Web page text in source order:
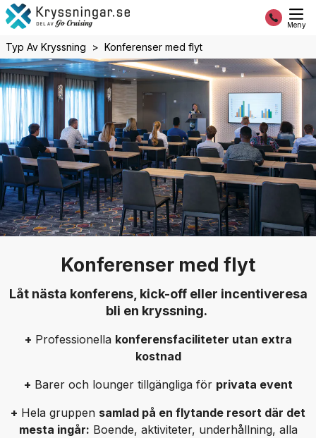
Meny
Typ Av Kryssning Konferenser med flyt
Konferenser med flyt
Låt nästa konferens, kick-off eller incentiveresa
bli en kryssning.
+ Professionella konferensfaciliteter utan extra
kostnad
+ Barer och lounger tillgängliga för privata event
+ Hela gruppen samlad på en flytande resort där det
mesta ingår: Boende, aktiviteter, underhållning, alla